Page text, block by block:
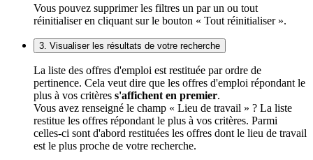
Vous pouvez supprimer les filtres un par un ou tout
réinitialiser en cliquant sur le bouton « Tout réinitialiser ».
3. Visualiser les résultats de votre recherche
La liste des offres d'emploi est restituée par ordre de
pertinence. Cela veut dire que les offres d'emploi répondant le
plus à vos critères s'affichent en premier.
Vous avez renseigné le champ « Lieu de travail » ? La liste
restitue les offres répondant le plus à vos critères. Parmi
celles-ci sont d'abord restituées les offres dont le lieu de travail
est le plus proche de votre recherche.